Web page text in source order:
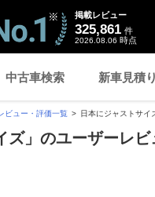
掲載レビュー
325,861 件
2026.08.06 時点
中古車検索 新車見積り
ビュー・評価一覧 日本にジャストサイ
ズ」のユーザーレビ